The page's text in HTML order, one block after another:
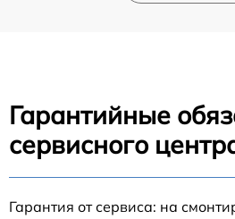
Гарантийные
сервисного
Гарантия от сервиса: на